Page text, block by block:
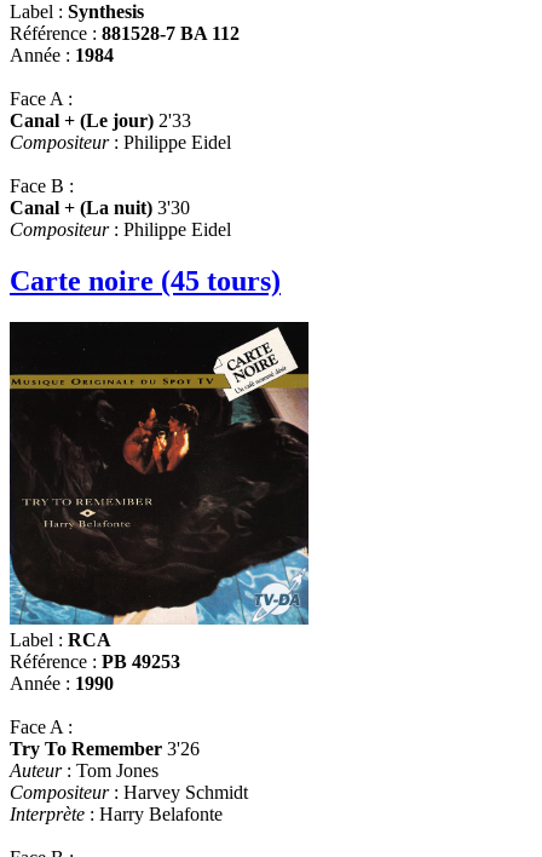
Label : Synthesis
Référence : 881528-7 BA 112
Année : 1984
Face A :
Canal + (Le jour) 2'33
Compositeur: Philippe Eidel
Face B :
Canal + (La nuit) 3'30
Compositeur: Philippe Eidel
Carte noire (45 tours)
Label : RCA
Référence : PB 49253
Année : 1990
Face A :
Try To Remember 3'26
Auteur: Tom Jones
Compositeur: Harvey Schmidt
Interprète : Harry Belafonte